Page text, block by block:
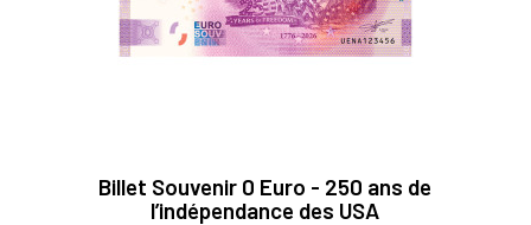
Billet Souvenir 0 Euro - 250 ans de
l’indépendance des USA